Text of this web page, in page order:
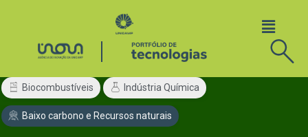
Biocombustíveis Indústria Química
Baixo carbono e Recursos naturais